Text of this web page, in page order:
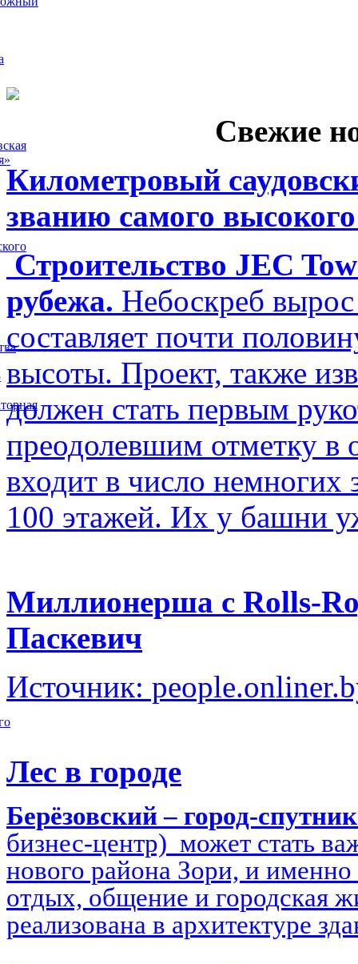
Свежие
Километровый
званию самого
Строительство JEC
рубежа. Небоскреб
составляет почти
высоты. Проект, также
должен стать первым
преодолевшим отметку в
входит в число
100 этажей. Их у башни
Миллионерша с Rolls-
Паскевич
Источник:
Лес в городе
Берёзовский – город-
бизнес-центр) может стать
нового района Зори, и именно
отдых, общение и городская
реализована в архитектуре